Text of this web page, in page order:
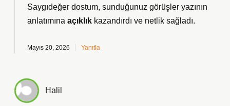
Saygıdeğer dostum, sunduğunuz görüşler yazının
anlatımına açıklık kazandırdı ve netlik sağladı.
Mayıs 20, 2026 Yanıtla
Halil